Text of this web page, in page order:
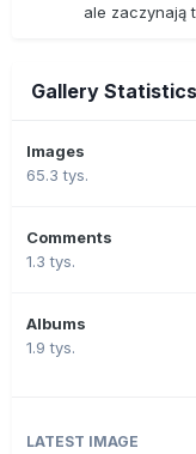
ale zaczynają
Gallery Statistics
Images
65.3 tys.
Comments
1.3 tys.
Albums
1.9 tys.
LATEST IMAGE